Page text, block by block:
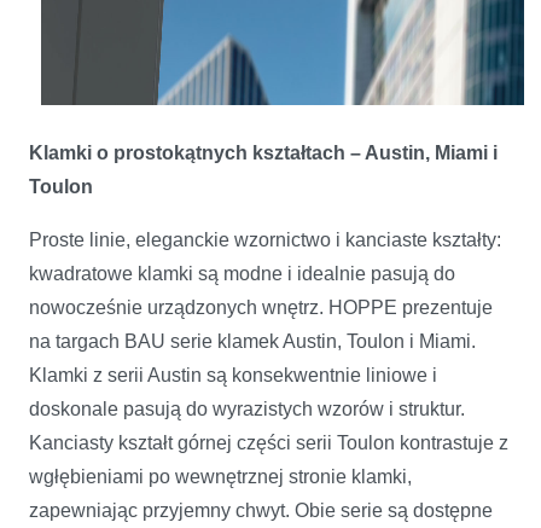
Klamki o prostokątnych kształtach – Austin, Miami i
Toulon
Proste linie, eleganckie wzornictwo i kanciaste kształty:
kwadratowe klamki są modne i idealnie pasują do
nowocześnie urządzonych wnętrz. HOPPE prezentuje
na targach BAU serie klamek Austin, Toulon i Miami.
Klamki z serii Austin są konsekwentnie liniowe i
doskonale pasują do wyrazistych wzorów i struktur.
Kanciasty kształt górnej części serii Toulon kontrastuje z
wgłębieniami po wewnętrznej stronie klamki,
zapewniając przyjemny chwyt. Obie serie są dostępne